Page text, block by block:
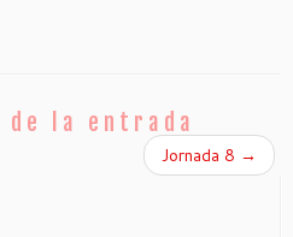
de la entrada
Jornada 8 →